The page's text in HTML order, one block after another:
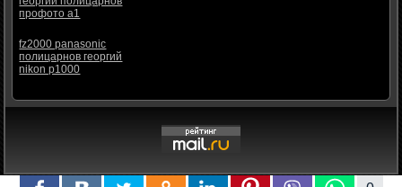
профото а1
fz2000 panasonic
полицарнов георгий
nikon p1000